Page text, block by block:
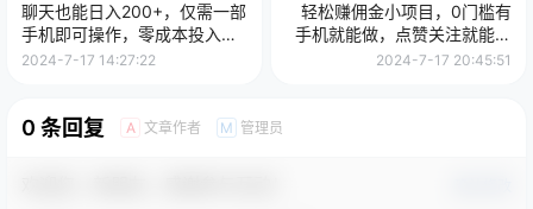
聊天也能日入200+，仅需一部
手机即可操作，零成本投入，
当天可以拿到结果
2024-7-17 14:27:22
轻松赚佣金小项目，0门槛有
手机就能做，点赞关注就能赚
到手软
2024-7-17 20:45:51
0 条回复 A 文章作者 M 管理员